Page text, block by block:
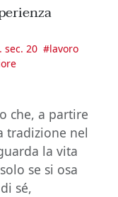
sec. 20 #lavoro
che, a partire
tradizione nel
la vita
se si osa
sé,